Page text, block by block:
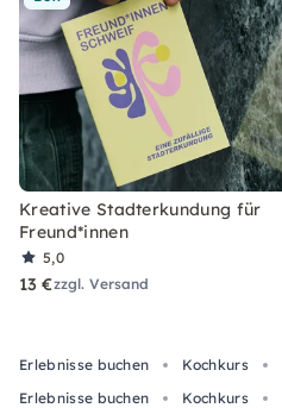
Kreative Stadterkundung für
Freund*innen
5,0
13 €zzgl. Versand
Erlebnisse buchen Kochkurs
Erlebnisse buchen
Kochkurs